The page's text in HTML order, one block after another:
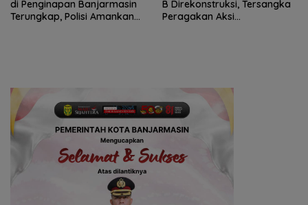
di Penginapan Banjarmasin
Terungkap, Polisi Amankan
B Direkonstruksi, Tersangka
Peragakan Aksi